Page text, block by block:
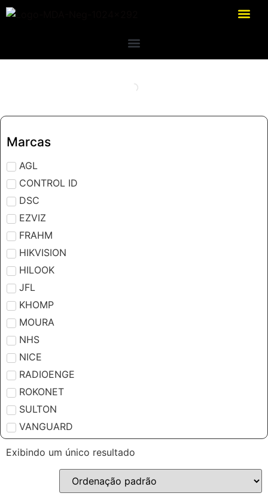
Marcas
AGL
CONTROL ID
DSC
EZVIZ
FRAHM
HIKVISION
HILOOK
JFL
KHOMP
MOURA
NHS
NICE
RADIOENGE
ROKONET
SULTON
VANGUARD
Exibindo um único resultado